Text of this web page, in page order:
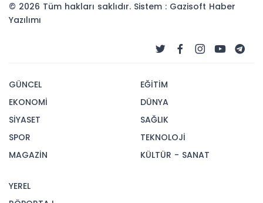
© 2026 Tüm hakları saklıdır. Sistem : Gazisoft Haber
Yazılımı
GÜNCEL
EKONOMİ
SİYASET
SPOR
MAGAZİN
EĞİTİM
DÜNYA
SAĞLIK
TEKNOLOJİ
KÜLTÜR - SANAT
YEREL